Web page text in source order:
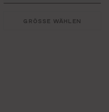
GRÖSSE WÄHLEN